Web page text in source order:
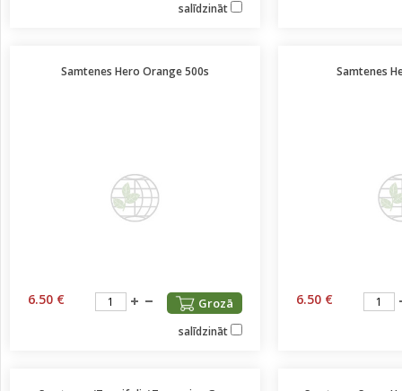
salīdzināt
Samtenes Hero Orange 500s
6.50 € Grozā
salīdzināt
Samtenes
6.50 €